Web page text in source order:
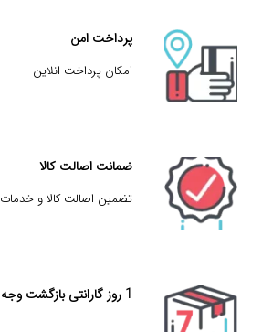
پرداخت امن
امکان پرداخت انلاین
ضمانت اصالت کالا
تضمین اصالت کالا و خدمات
1 روز گارانتی بازگشت وجه در صورت خرابی کالا